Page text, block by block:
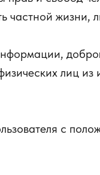
частной жизни,
лиц из
с